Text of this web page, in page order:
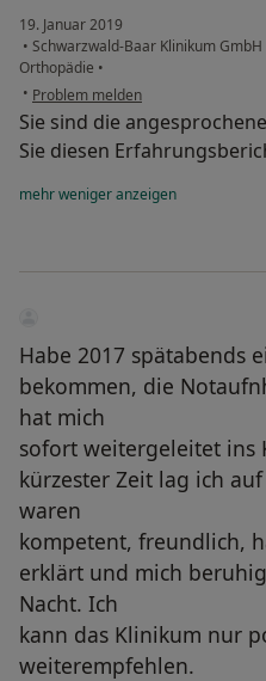
19. Januar 2019
• Schwarzwald-Baar Klinikum
Orthopädie •
• Problem melden
Sie sind die
Sie diesen
mehrwenigeranzeigen
Habe 2017 spätabends
bekommen, die
hat mich
sofort weitergeleitet ins
kürzester Zeit lag ich
waren
kompetent, freundlich,
erklärt und mich
Nacht. Ich
kann das Klinikum nur
weiterempfehlen.